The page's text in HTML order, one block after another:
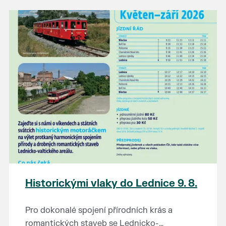
Prodejce prosíme tradičně o příchod 30
minut před začátkem, aby si vše na
prodejních místech stihli přichystat. Pokud
plánujete přijít a chcete rezervovat prodejní
místo, potvrďte prosím účast přes email
petr.vlasak@breclav.eu nebo zde v události,
ať víme, s kolika lidmi máme počítat. Počet
prodejních míst je omezen.
Těšíme se jako vždy!
Historickými vlaky do Lednice 9. 8.
Pro dokonalé spojení přírodních krás a
romantických staveb se Lednicko-